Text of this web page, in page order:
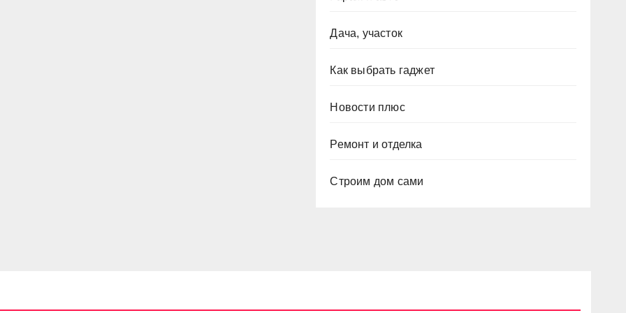
Дача, участок
Как выбрать гаджет
Новости плюс
Ремонт и отделка
Строим дом сами